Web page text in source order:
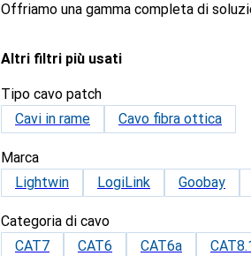
Offriamo una gamma completa di
Altri filtri più usati
Tipo cavo patch
Cavi in rame
Cavo fibra ottica
Marca
Lightwin
LogiLink Goobay
Categoria di cavo
CAT7
CAT6 CAT6a